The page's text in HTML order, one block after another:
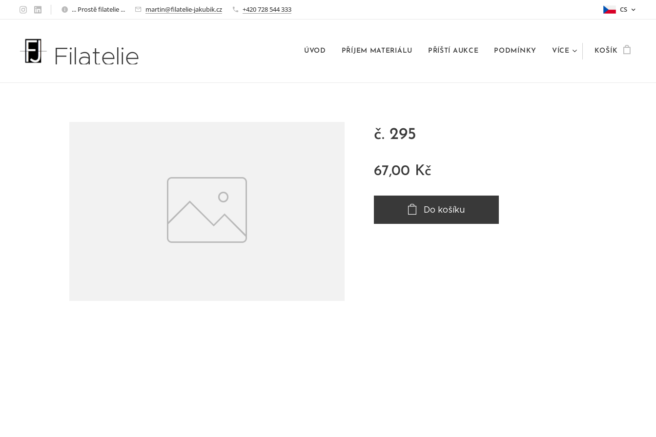
... Prostě filatelie ... martin@filatelie-jakubik.cz +420 728 544 333 CS
Filatelie
ÚVOD PŘÍJEM MATERIÁLU PŘÍŠTÍ AUKCE PODMÍNKY VÍCE KOŠÍK
č. 295
67,00 Kč
Do košíku